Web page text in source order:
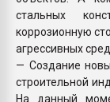
стальных
коррозионную
агрессивных
— Создание
строительной
На данный